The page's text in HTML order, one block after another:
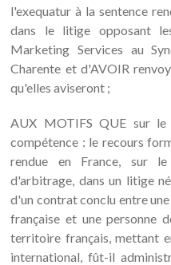
l'exequatur à la sentence
dans le litige opposant
Marketing Services au
Charente et d'AVOIR
qu'elles aviseront ;
AUX MOTIFS QUE sur
compétence : le recours
rendue en France, sur
d'arbitrage, dans un litige
d'un contrat conclu entre
française et une personne
territoire français, mettant
international, fût-il